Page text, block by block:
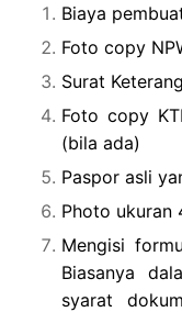
Biaya
Foto copy
Surat
Foto copy
(bila ada)
Paspor asli
Photo ukuran
Mengisi
Biasanya
syarat